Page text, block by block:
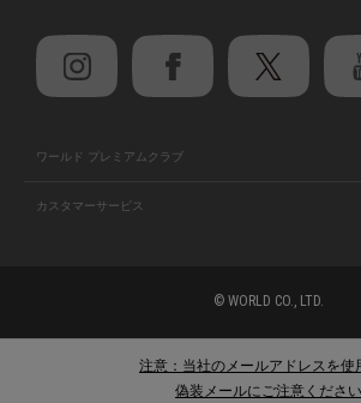
ワールド プレミアムクラブ
カスタマーサービス
© WORLD CO., LTD.
注意：当社のメールアドレスを使
偽装メールにご注意ください